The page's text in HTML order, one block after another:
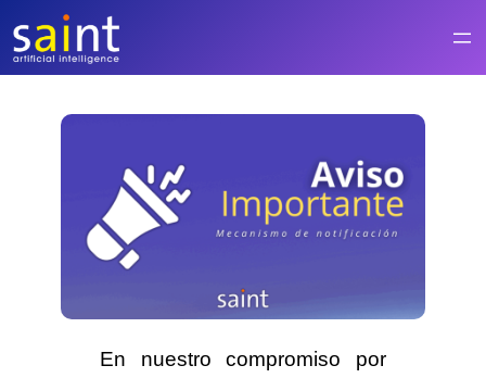
contenido
En nuestro compromiso por